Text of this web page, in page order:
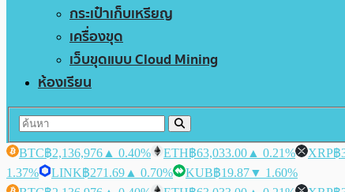
กระเป๋าเก็บเหรียญ
เครื่องขุด
เว็บขุดแบบ Cloud Mining
ห้องเรียน
BTC฿2,136,976 ▲ 0.40% ETH฿63,033.00 ▲ 0.21% XRP฿
1.37%
LINK฿271.69 ▲ 0.70% KUB฿19.87▼ 1.60%